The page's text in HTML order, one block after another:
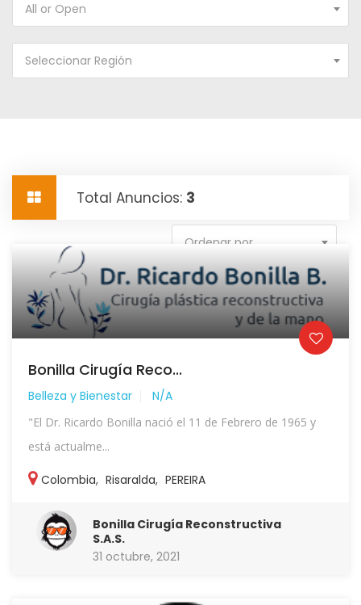
All or Open
Seleccionar Región
Total Anuncios: 3
Ordenar por
Bonilla Cirugía Reco...
Belleza y Bienestar N/A
"El Dr. Ricardo Bonilla nació el 11 de Febrero de 1965 y
está actualme...
Colombia, Risaralda, PEREIRA
Bonilla Cirugía Reconstructiva
S.A.S.
31 octubre, 2021